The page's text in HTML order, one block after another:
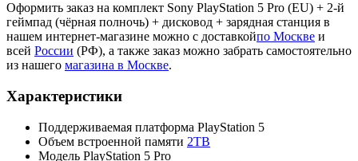
Оформить заказ на комплект Sony PlayStation 5 Pro (EU) + 2-й
геймпад (чёрная полночь) + дисковод + зарядная станция в
нашем интернет-магазине можно с доставкойпо Москве и
всей России (РФ), а также заказ можно забрать самостоятельно
из нашего магазина в Москве.
Характеристики
Поддерживаемая платформа PlayStation 5
Объем встроенной памяти 2TB
Модель PlayStation 5 Pro